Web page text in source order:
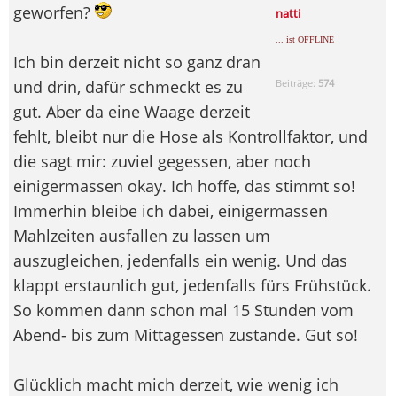
natti
... ist OFFLINE
Beiträge: 574
geworfen?
Ich bin derzeit nicht so ganz dran
und drin, dafür schmeckt es zu
gut. Aber da eine Waage derzeit
fehlt, bleibt nur die Hose als Kontrollfaktor, und
die sagt mir: zuviel gegessen, aber noch
einigermassen okay. Ich hoffe, das stimmt so!
Immerhin bleibe ich dabei, einigermassen
Mahlzeiten ausfallen zu lassen um
auszugleichen, jedenfalls ein wenig. Und das
klappt erstaunlich gut, jedenfalls fürs Frühstück.
So kommen dann schon mal 15 Stunden vom
Abend- bis zum Mittagessen zustande. Gut so!
Glücklich macht mich derzeit, wie wenig ich